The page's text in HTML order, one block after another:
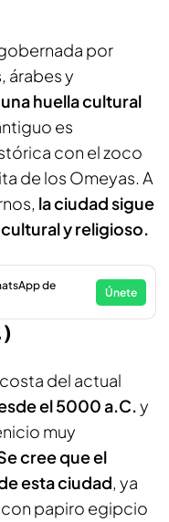
por
árabes y
una huella cultural
es
con el zoco
de los Omeyas. A
la ciudad sigue
y religioso.
de
Únete
del actual
el 5000 a.C.y
muy
cree que el
esta ciudad, ya
papiro egipcio